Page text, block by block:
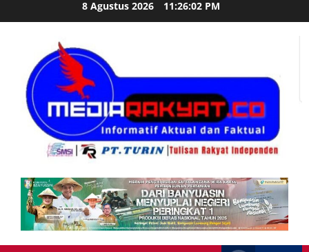
to
8 Agustus 2026 11:26:04 PM